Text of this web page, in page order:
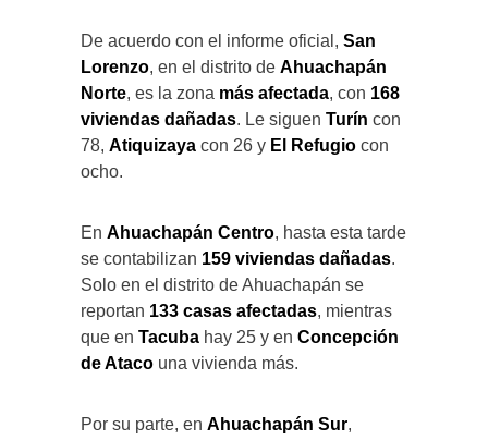
De acuerdo con el informe oficial, San
Lorenzo, en el distrito de Ahuachapán
Norte, es la zona más afectada, con 168
viviendas dañadas. Le siguen Turín con
78, Atiquizaya con 26 y El Refugio con
ocho.
En Ahuachapán Centro, hasta esta tarde
se contabilizan 159 viviendas dañadas.
Solo en el distrito de Ahuachapán se
reportan 133 casas afectadas, mientras
que en Tacuba hay 25 y en Concepción
de Ataco una vivienda más.
Por su parte, en Ahuachapán Sur,